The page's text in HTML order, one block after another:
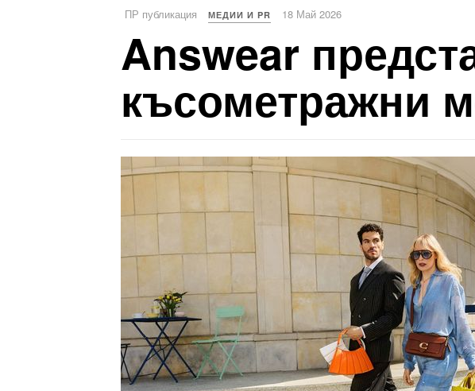
ПР публикация МЕДИИ И PR 18 Май 2026
Answear
късометражни